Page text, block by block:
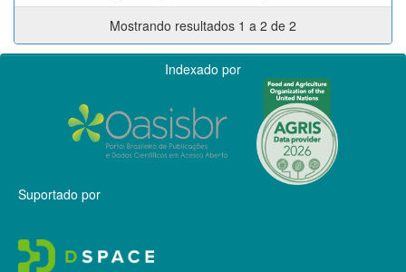
Mostrando resultados 1 a 2 de 2
Indexado por
Suportado por